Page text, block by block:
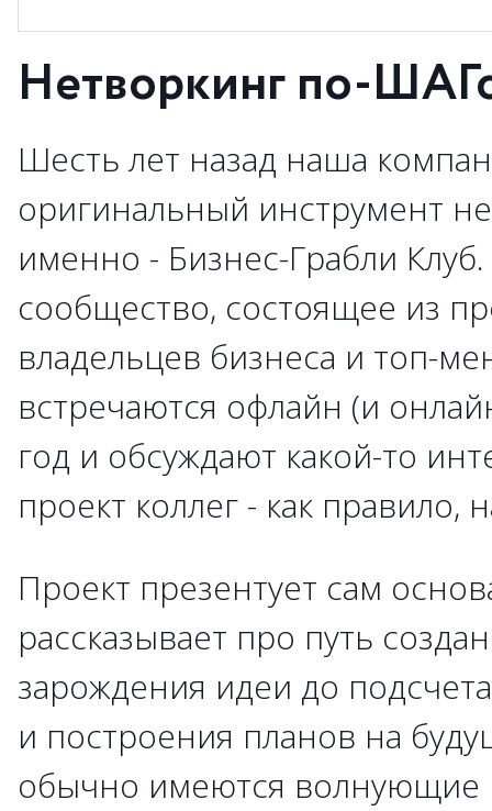
Нетворкинг по-
Шесть лет назад наша
оригинальный инструмент
именно - Бизнес-Грабли
сообщество, состоящее из
владельцев бизнеса и топ-
встречаются офлайн (и
год и обсуждают какой-то
проект коллег - как
Проект презентует сам
рассказывает про путь
зарождения идеи до
и построения планов на
обычно имеются волнующие